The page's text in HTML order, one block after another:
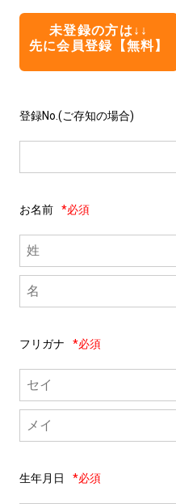
未登録の方は↓↓
先に会員登録【無料】
登録No.(ご存知の場合)
お名前 *必須
フリガナ *必須
生年月日 *必須